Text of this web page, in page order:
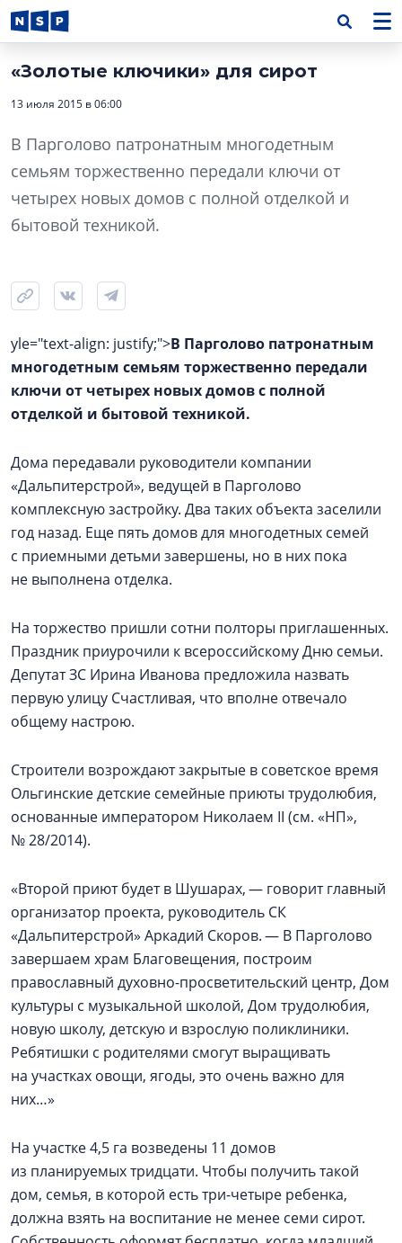
«Золотые ключики» для сирот
13 июля 2015 в 06:00
В Парголово патронатным многодетным
семьям торжественно передали ключи от
четырех новых домов с полной отделкой и
бытовой техникой.
yle="text-align: justify;">В Парголово патронатным
многодетным семьям торжественно передали
ключи от четырех новых домов с полной
отделкой и бытовой техникой.
Дома передавали руководители компании
«Дальпитерстрой», ведущей в Парголово
комплексную застройку. Два таких объекта заселили
год назад. Еще пять домов для многодетных семей
с приемными детьми завершены, но в них пока
не выполнена отделка.
На торжество пришли сотни полторы приглашенных.
Праздник приурочили к всероссийскому Дню семьи.
Депутат ЗС Ирина Иванова предложила назвать
первую улицу Счастливая, что вполне отвечало
общему настрою.
Строители возрождают закрытые в советское время
Ольгинские детские семейные приюты трудолюбия,
основанные императором Николаем II (см. «НП»,
№ 28/2014).
«Второй приют будет в Шушарах, — говорит главный
организатор проекта, руководитель СК
«Дальпитерстрой» Аркадий Скоров. — В Парголово
завершаем храм Благовещения, построим
православный духовно-просветительский центр, Дом
культуры с музыкальной школой, Дом трудолюбия,
новую школу, детскую и взрослую поликлиники.
Ребятишки с родителями смогут выращивать
на участках овощи, ягоды, это очень важно для
них…»
На участке 4,5 га возведены 11 домов
из планируемых тридцати. Чтобы получить такой
дом, семья, в которой есть три-четыре ребенка,
должна взять на воспитание не менее семи сирот.